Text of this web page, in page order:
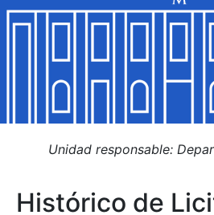
Mostrar/Ocultar
Mostrar/Ocultar
Mostrar/Ocultar
Mostrar/Ocultar
Unidad responsable:
Histórico de